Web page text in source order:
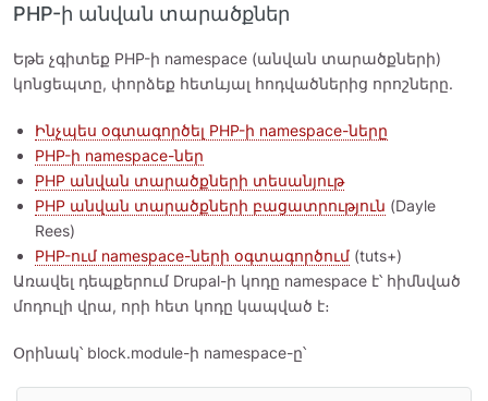
PHP-ի անվան տարածքներ
Եթե չգիտեք PHP-ի namespace (անվան տարածքների)
կոնցեպտը, փորձեք հետևյալ հոդվածներից որոշները.
Ինչպես օգտագործել PHP-ի namespace-ները
PHP-ի namespace-ներ
PHP անվան տարածքների տեսանյութ
PHP անվան տարածքների բացատրություն (Dayle
Rees)
PHP-ում namespace-ների օգտագործում (tuts+)
Առավել դեպքերում Drupal-ի կոդը namespace է՝ հիմնված
մոդուլի վրա, որի հետ կոդը կապված է։
Օրինակ՝ block.module-ի namespace-ը՝